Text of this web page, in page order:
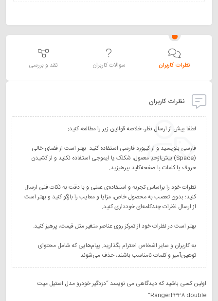
نظرات کاربران سوالات کاربران نقد و بررسی
نظرات کاربران
فارسی بنویسید و از کیبورد فارسی استفاده کنید. بهتر است از فضای خالی
(Space) بیش‌از‌حدِ معمول، شکلک یا ایموجی استفاده نکنید و از کشیدن
نظرات خود را براساس تجربه و استفاده‌ی عملی و با دقت به نکات فنی ارسال
کنید؛ بدون تعصب به محصول خاص، مزایا و معایب را بازگو کنید و بهتر است
به کاربران و سایر اشخاص احترام بگذارید. پیام‌هایی که شامل محتوای
توهین‌آمیز و کلمات نامناسب باشند، حذف می‌شوند.
اولین کسی باشید که دیدگاهی می نویسد “دزدگیر خودرو مدل استیل میت
Ranger4328 double”